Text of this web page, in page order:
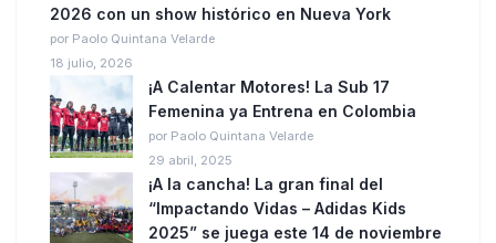
2026 con un show histórico en Nueva York
por Paolo Quintana Velarde
18 julio, 2026
¡A Calentar Motores! La Sub 17
Femenina ya Entrena en Colombia
por Paolo Quintana Velarde
29 abril, 2025
¡A la cancha! La gran final del
“Impactando Vidas – Adidas Kids
2025” se juega este 14 de noviembre